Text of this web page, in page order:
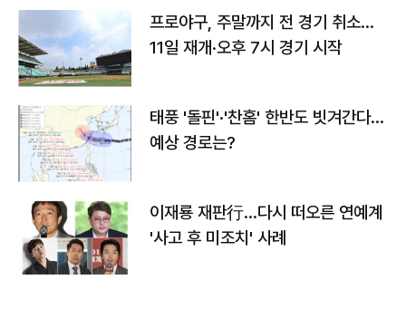
프로야구, 주말까지 전 경기 취소…
11일 재개·오후 7시 경기 시작
태풍 '돌핀'·'찬홈' 한반도 빗겨간다…
예상 경로는?
이재룡 재판行…다시 떠오른 연예계
'사고 후 미조치' 사례